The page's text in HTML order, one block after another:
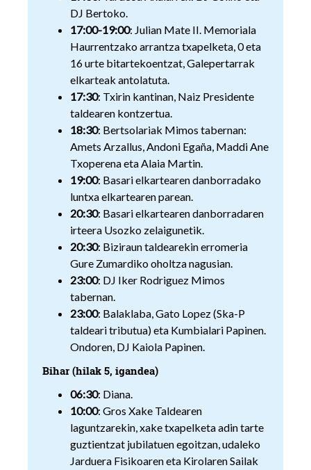
DJ Bertoko.
17:00-19:00: Julian Mate II. Memoriala
Haurrentzako arrantza txapelketa, 0 eta
16 urte bitartekoentzat, Galepertarrak
elkarteak antolatuta.
17:30: Txirin kantinan, Naiz Presidente
taldearen kontzertua.
18:30: Bertsolariak Mimos tabernan:
Amets Arzallus, Andoni Egaña, Maddi Ane
Txoperena eta Alaia Martin.
19:00: Basari elkartearen danborradako
luntxa elkartearen parean.
20:30: Basari elkartearen danborradaren
irteera Usozko zelaigunetik.
20:30: Biziraun taldearekin erromeria
Gure Zumardiko oholtza nagusian.
23:00: DJ Iker Rodriguez Mimos
tabernan.
23:00: Balaklaba, Gato Lopez (Ska-P
taldeari tributua) eta Kumbialari Papinen.
Ondoren, DJ Kaiola Papinen.
Bihar (hilak 5, igandea)
06:30: Diana.
10:00: Gros Xake Taldearen
laguntzarekin, xake txapelketa adin tarte
guztientzat jubilatuen egoitzan, udaleko
Jarduera Fisikoaren eta Kirolaren Sailak